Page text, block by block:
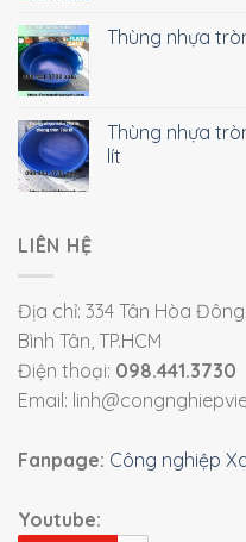
Thùng nhựa
Thùng nhựa
lít
LIÊN HỆ
Địa chỉ: 334 Tân Hòa
Bình Tân, TP.HCM
Điện thoại: 098.441.3730
Email:
Fanpage: Công nghiệp
Youtube: